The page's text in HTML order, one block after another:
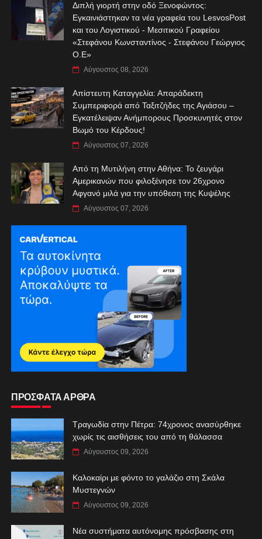
Διπλή γιορτή στην οδό Ξενοφώντος:
Εγκαινιάστηκαν τα νέα γραφεία του LesvosPost
και του Λογιστικού - Μεσιτικού Γραφείου
«Στεφάνου Κωνσταντίνος - Στεφάνου Γεώργιος
Ο.Ε»
Αύγουστος 08, 2026
Απίστευτη Καταγγελία: Απαράδεκτη
Συμπεριφορά από Ταξιτζήδες της Αγιάσου –
Εγκατέλειψαν Ανήμπορους Προσκυνητές στον
Βωμό του Κέρδους!
Αύγουστος 07, 2026
Από τη Μυτιλήνη στην Αθήνα: Το ζευγάρι
Αμερικανών που φιλοξένησε τον 26χρονο
Αφγανό μιλά για την υπόθεση της Κυψέλης
Αύγουστος 07, 2026
ΠΡΟΣΦΑΤΑ ΑΡΘΡΑ
Τραγωδία στην Πέτρα: 74χρονος ανασύρθηκε
χωρίς τις αισθήσεις του από τη θάλασσα
Αύγουστος 09, 2026
Καλοκαίρι με φόντο το γαλάζιο στη Σκάλα
Μυστεγνών
Αύγουστος 09, 2026
Νέα συστήματα αυτόνομης πρόσβασης στη